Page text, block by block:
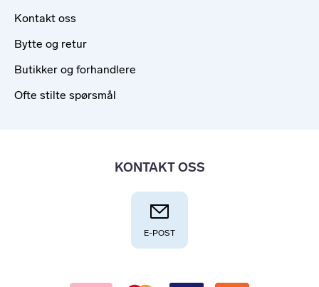
Kontakt oss
Bytte og retur
Butikker og forhandlere
Ofte stilte spørsmål
KONTAKT OSS
E-POST